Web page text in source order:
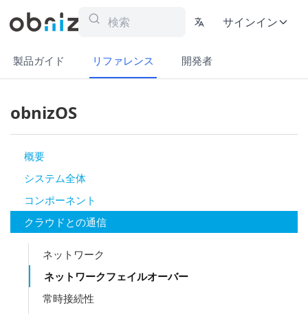
サインイン
製品ガイド リファレンス 開発者
obnizOS
概要
システム全体
コンポーネント
クラウドとの通信
ネットワーク
ネットワークフェイルオーバー
常時接続性